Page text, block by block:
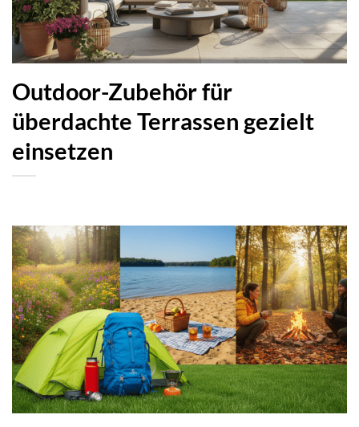
Outdoor-Zubehör für
überdachte Terrassen gezielt
einsetzen